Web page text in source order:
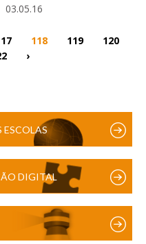
03.05.16
118 119
120
›
DIGITAL